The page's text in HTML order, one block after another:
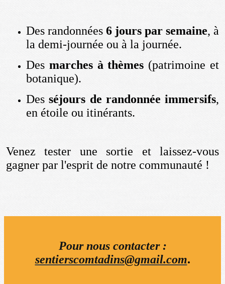
Des randonnées 6 jours par semaine, à
la demi-journée ou à la journée.
Des marches à thèmes (patrimoine et
botanique).
Desséjours de randonnée immersifs,
en étoile ou itinérants.
Venez tester une sortie et laissez-vous
gagner par l'esprit de notre communauté !
Pour nous contacter :
sentierscomtadins@gmail.com.